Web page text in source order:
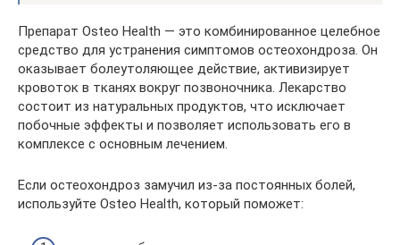
Препарат Osteo Health — это комбинированное целебное
средство для устранения симптомов остеохондроза. Он
оказывает болеутоляющее действие, активизирует
кровоток в тканях вокруг позвоночника. Лекарство
состоит из натуральных продуктов, что исключает
побочные эффекты и позволяет использовать его в
комплексе с основным лечением.
Если остеохондроз замучил из-за постоянных болей,
используйте Osteo Health, который поможет: